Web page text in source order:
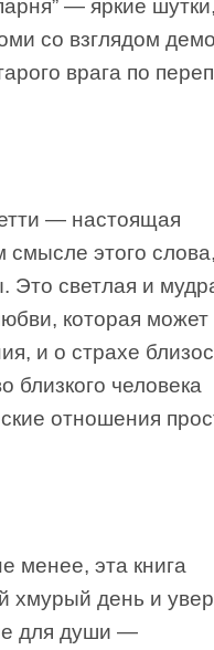
— яркие шутки,
со взглядом
врага по
— настоящая
этого слова,
светлая и
которая может
и о страхе
близкого человека
отношения
менее, эта книга
хмурый день и
для души —